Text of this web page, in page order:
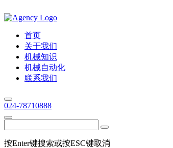
首页
关于我们
机械知识
机械自动化
联系我们
024-78710888
按Enter键搜索或按ESC键取消